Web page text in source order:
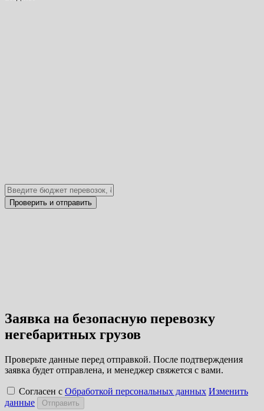
Заявка на безопасную перевозку
негебаритных грузов
Проверьте данные перед отправкой. После подтверждения
заявка будет отправлена, и менеджер свяжется с вами.
Согласен с Обработкой персональных данных Изменить
данные
Отправить